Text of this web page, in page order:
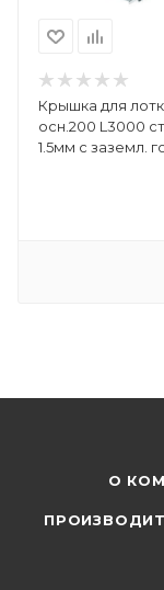
Крышка для
осн.200 L3000
1.5мм с заземл.
О